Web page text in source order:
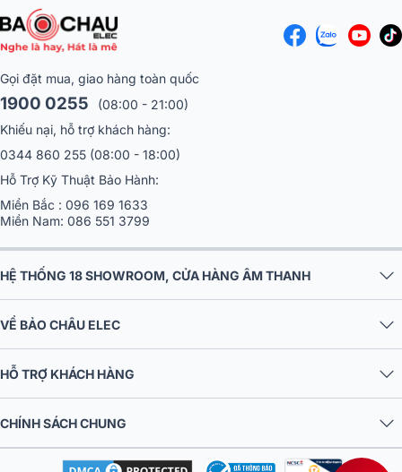
Gọi đặt mua, giao hàng toàn quốc
1900 0255
(08:00 - 21:00)
Khiếu nại, hỗ trợ khách hàng:
0344 860 255 (08:00 - 18:00)
Hỗ Trợ Kỹ Thuật Bảo Hành:
Miền Bắc : 096 169 1633
Miền Nam: 086 551 3799
HỆ THỐNG 18 SHOWROOM, CỬA HÀNG ÂM THANH
VỀ BẢO CHÂU ELEC
HỖ TRỢ KHÁCH HÀNG
CHÍNH SÁCH CHUNG